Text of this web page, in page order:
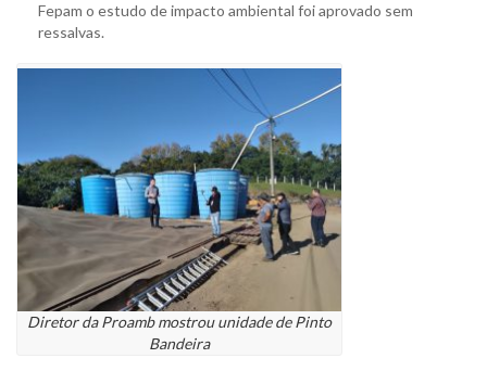
Fepam o estudo de impacto ambiental foi aprovado sem
ressalvas.
Diretor da Proamb mostrou unidade de Pinto
Bandeira